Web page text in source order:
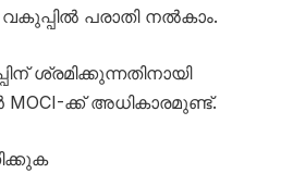
പരാതി നൽകാം.
ശ്രമിക്കുന്നതിനായി
MOCI-ക്ക് അധികാരമുണ്ട്.